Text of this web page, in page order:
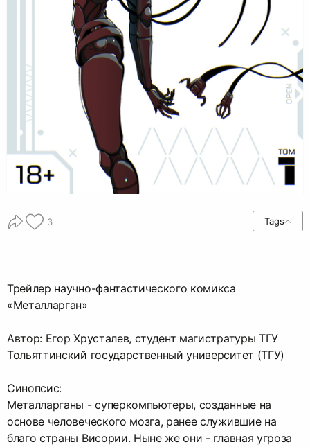
3 Tags
Трейлер научно-фантастического комикса
«Металларган»
Автор: Егор Хрусталев, студент магистратуры ТГУ
Тольяттинский государственный университет (ТГУ)
Синопсис:
Металларганы - суперкомпьютеры, созданные на
основе человеческого мозга, ранее служившие на
благо страны Висории. Ныне же они - главная угроза